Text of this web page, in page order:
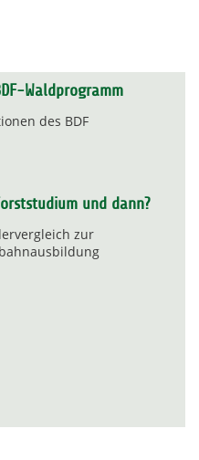
Waldprogramm
des BDF
und dann?
zur